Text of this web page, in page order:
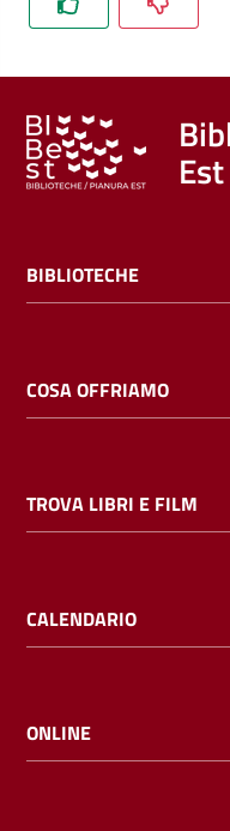
Trova
e
Calendario
Online
ragazzi
i
l
Est
BIBLIOTECHE
COSA OFFRIAMO
TROVA LIBRI E FILM
CALENDARIO
ONLINE